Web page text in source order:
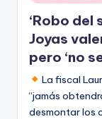
en
‘Robo del
Joyas
pero ‘no
La fiscal
“jamás
desmontar los